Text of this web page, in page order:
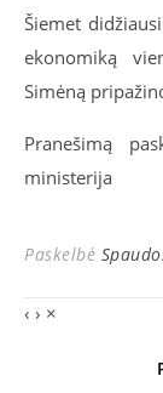
Šiemet
ekonomiką
Simėną
Pranešimą
ministerija
Paskelbė
‹ › ×